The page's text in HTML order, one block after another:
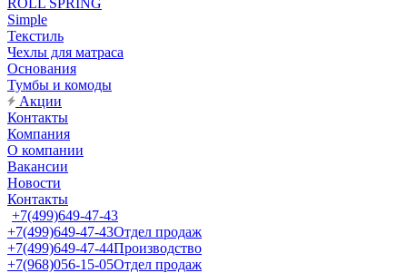
ROLL SPRING
Simple
Текстиль
Чехлы для матраса
Основания
Тумбы и комоды
Акции
Контакты
Компания
О компании
Вакансии
Новости
Контакты
+7(499)649-47-43
+7(499)649-47-43Отдел продаж
+7(499)649-47-44Производство
+7(968)056-15-05Отдел продаж